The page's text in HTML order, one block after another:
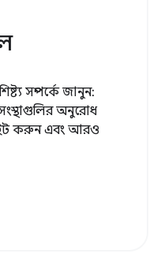
সম্পর্কে জানুন:
অনুরোধ
করুন এবং আরও